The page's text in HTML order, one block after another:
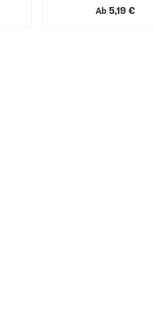
Ab5,19 €